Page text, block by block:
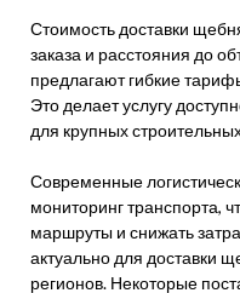
Стоимость доставки
заказа и расстояния до
предлагают гибкие
Это делает услугу
для крупных
Современные
мониторинг транспорта,
маршруты и снижать
актуально для доставки
регионов. Некоторые